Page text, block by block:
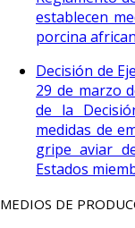
establecen
porcina
Decisión de
29 de marzo
de la
medidas de
gripe aviar
Estados
MEDIOS DE